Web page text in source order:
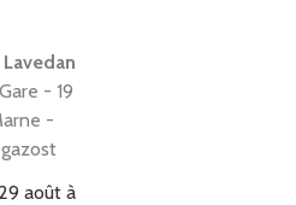
- 19
-
août à